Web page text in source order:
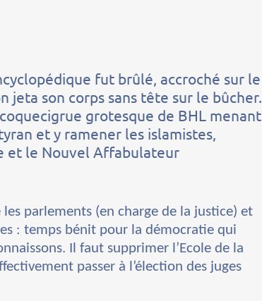
fut brûlé, accroché sur le
jeta son corps sans tête sur le bûcher.
grotesque de BHL menant
et y ramener les islamistes,
et le Nouvel Affabulateur
parlements (en charge de la justice) et
: temps bénit pour la démocratie qui
Il faut supprimer l’Ecole de la
passer à l’élection des juges